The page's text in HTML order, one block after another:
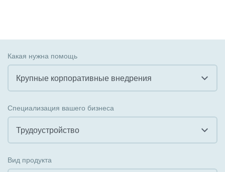
Какая нужна помощь
Крупные корпоративные внедрения
Внедрение КЭДО
Интеграция с 1С
Специализация вашего бизнеса
Трудоустройство
Вид продукта